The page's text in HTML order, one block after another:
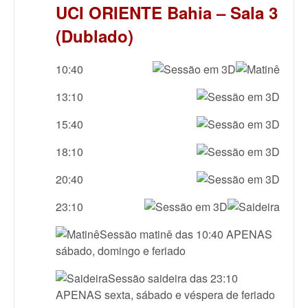
UCI ORIENTE Bahia – Sala 3
(Dublado)
10:40
13:10
15:40
18:10
20:40
23:10
Sessão matinê das 10:40 APENAS
sábado, domingo e feriado
Sessão saideira das 23:10
APENAS sexta, sábado e véspera de feriado